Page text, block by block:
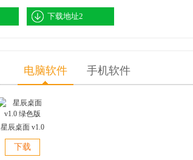
下载地址2
电脑软件 手机软件
星辰桌面 v1.0
绿色版
下载